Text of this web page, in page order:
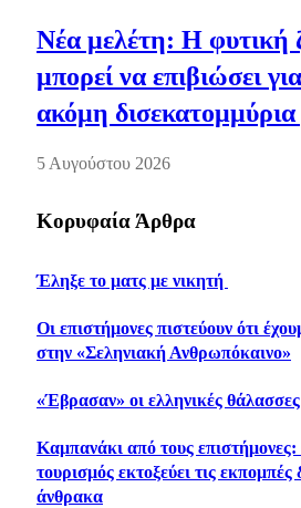
Νέα μελέτη: Η φυτική
μπορεί να επιβιώσει
ακόμη δισεκατομμύρια
5 Αυγούστου 2026
Κορυφαία Άρθρα
Έληξε το ματς με νικητή
Οι επιστήμονες πιστεύουν ότι
στην «Σεληνιακή Ανθρωπόκαινο»
«Έβρασαν» οι ελληνικές
Καμπανάκι από τους
τουρισμός εκτοξεύει τις εκπομπές
άνθρακα